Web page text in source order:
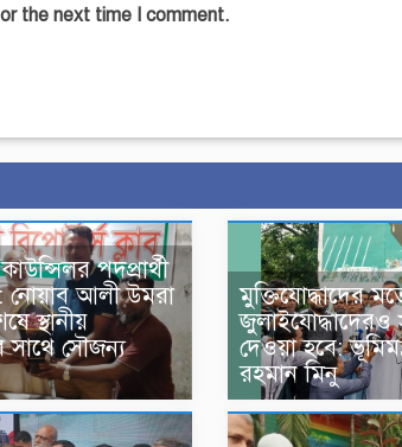
the next time I comment.
পদপ্রার্থী
নোয়াব আলী উমরা
স্থানীয়
সাথে সৌজন্য
মুক্তিযোদ্ধাদের
দেওয়া হবে:
রহমান মিনু